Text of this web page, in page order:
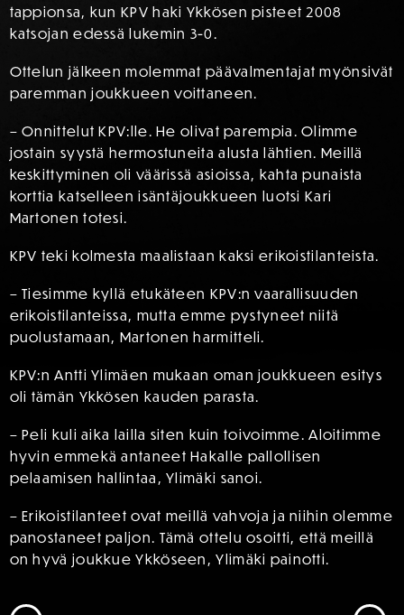
tappionsa, kun KPV haki Ykkösen pisteet 2008
katsojan edessä lukemin 3-0.
Ottelun jälkeen molemmat päävalmentajat myönsivät
paremman joukkueen voittaneen.
– Onnittelut KPV:lle. He olivat parempia. Olimme
jostain syystä hermostuneita alusta lähtien. Meillä
keskittyminen oli väärissä asioissa, kahta punaista
korttia katselleen isäntäjoukkueen luotsi Kari
Martonen totesi.
KPV teki kolmesta maalistaan kaksi erikoistilanteista.
– Tiesimme kyllä etukäteen KPV:n vaarallisuuden
erikoistilanteissa, mutta emme pystyneet niitä
puolustamaan, Martonen harmitteli.
KPV:n Antti Ylimäen mukaan oman joukkueen esitys
oli tämän Ykkösen kauden parasta.
– Peli kuli aika lailla siten kuin toivoimme. Aloitimme
hyvin emmekä antaneet Hakalle pallollisen
pelaamisen hallintaa, Ylimäki sanoi.
– Erikoistilanteet ovat meillä vahvoja ja niihin olemme
panostaneet paljon. Tämä ottelu osoitti, että meillä
on hyvä joukkue Ykköseen, Ylimäki painotti.